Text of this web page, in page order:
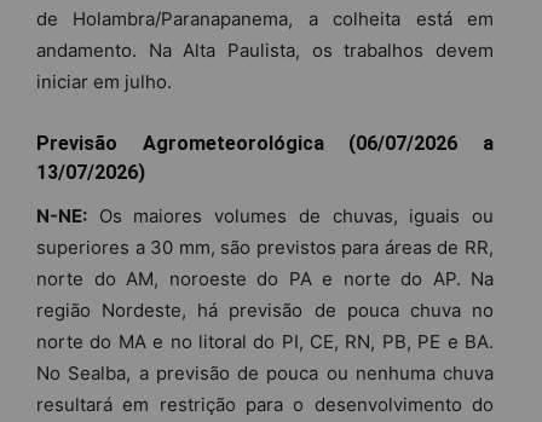
de Holambra/Paranapanema, a colheita está em
andamento. Na Alta Paulista, os trabalhos devem
iniciar em julho.
Previsão Agrometeorológica (06/07/2026 a
13/07/2026)
N-NE: Os maiores volumes de chuvas, iguais ou
superiores a 30 mm, são previstos para áreas de RR,
norte do AM, noroeste do PA e norte do AP. Na
região Nordeste, há previsão de pouca chuva no
norte do MA e no litoral do PI, CE, RN, PB, PE e BA.
No Sealba, a previsão de pouca ou nenhuma chuva
resultará em restrição para o desenvolvimento do